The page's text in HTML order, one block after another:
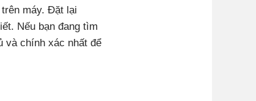
máy. Đặt lại
Nếu bạn đang tìm
và chính xác nhất để